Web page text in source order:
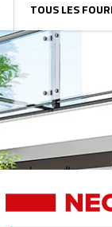
TOUS LES